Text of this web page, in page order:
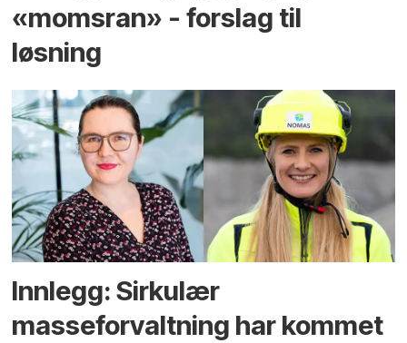
«momsran» - forslag til
løsning
Innlegg: Sirkulær
masseforvaltning har kommet